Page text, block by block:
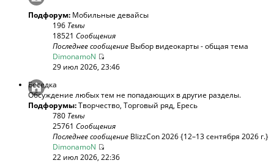
Подфорум: Мобильные девайсы
196 Темы
18521 Сообщения
Последнее сообщение Выбор видеокарты - общая тема
DimonamoN
29 июл 2026, 23:46
Беседка
Обсуждение любых тем не попадающих в другие разделы.
Подфорумы:Творчество, Торговый ряд, Ересь
780 Темы
25761 Сообщения
Последнее сообщение BlizzCon 2026 {12–13 сентября 2026 г.}
DimonamoN
22 июл 2026, 22:36